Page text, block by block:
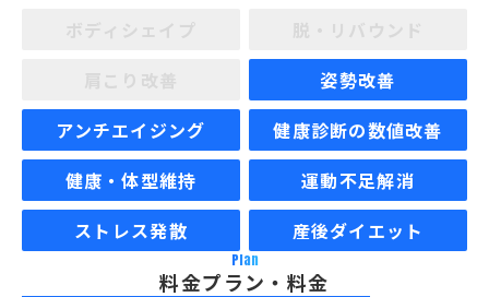
姿勢改善
アンチエイジング
健康診断の数値改善
健康・体型維持
運動不足解消
ストレス発散
産後ダイエット
Plan
料金プラン・料金